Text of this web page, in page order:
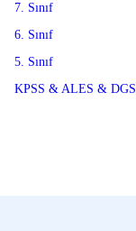
7. Sınıf
6. Sınıf
5. Sınıf
KPSS & ALES & DGS